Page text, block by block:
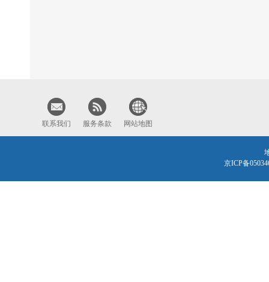
联系我们 服务条款 网站地图
京ICP备